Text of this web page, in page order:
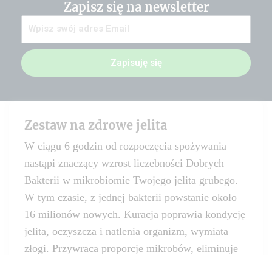
Zapisz się na newsletter
Zapisuję się
Zestaw na zdrowe jelita
W ciągu 6 godzin od rozpoczęcia spożywania
nastąpi znaczący wzrost liczebności Dobrych
Bakterii w mikrobiomie Twojego jelita grubego.
W tym czasie, z jednej bakterii powstanie około
16 milionów nowych. Kuracja poprawia kondycję
jelita, oczyszcza i natlenia organizm, wymiata
złogi. Przywraca proporcje mikrobów, eliminuje